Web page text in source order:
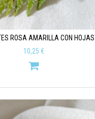
ROSA AMARILLA CON HOJAS
10,25 €